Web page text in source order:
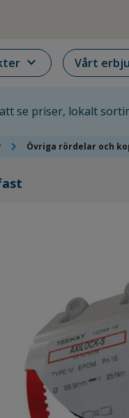
expand_more Vårt
se priser, lokalt
chevron_right Övriga rördelar och